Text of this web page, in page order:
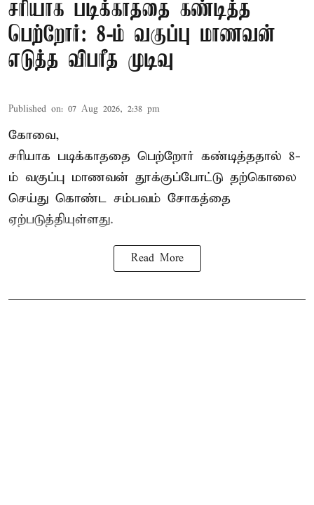
சரியாக படிக்காததை கண்டித்த
பெற்றோர்: 8-ம் வகுப்பு மாணவன்
எடுத்த விபரீத முடிவு
Published on: 07 Aug 2026, 2:38 pm
கோவை,
சரியாக படிக்காததை பெற்றோர் கண்டித்ததால் 8-
ம் வகுப்பு மாணவன் தூக்குப்போட்டு தற்கொலை
செய்து கொண்ட சம்பவம் சோகத்தை
ஏற்படுத்தியுள்ளது.
Read More